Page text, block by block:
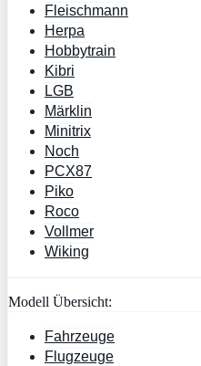
Fleischmann
Herpa
Hobbytrain
Kibri
LGB
Märklin
Minitrix
Noch
PCX87
Piko
Roco
Vollmer
Wiking
Modell Übersicht:
Fahrzeuge
Flugzeuge